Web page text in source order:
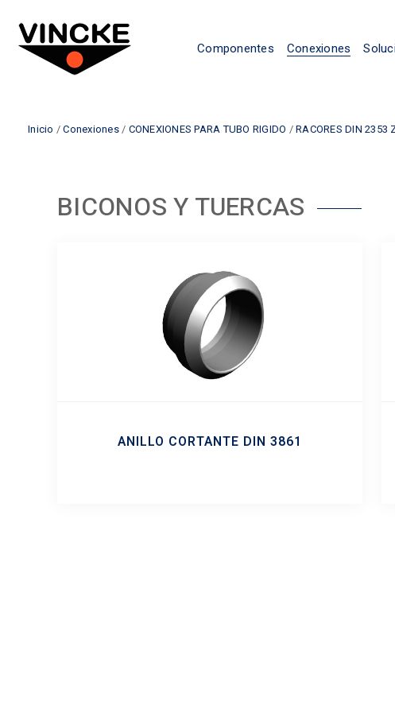
Componentes Conexiones
Inicio /Conexiones/ CONEXIONES PARA TUBO RIGIDO / RACORES DIN 2353
BICONOS Y TUERCAS
ANILLO CORTANTE DIN 3861